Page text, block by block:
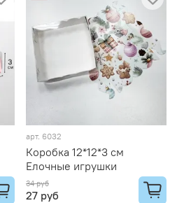
арт. 6032
Коробка 12*12*3 см
Елочные игрушки
34 руб
27 руб